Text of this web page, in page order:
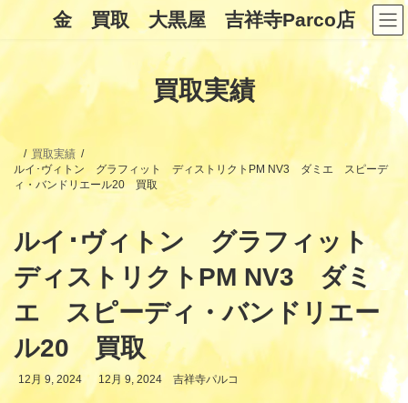
ン
キ
ッ
ー
に
移
金 買取 大黒屋 吉祥寺Parco店
買取実績
買取実績
ルイ･ヴィトン グラフィット ディストリクトPM NV3 ダミエ スピーデ
ィ・バンドリエール20 買取
ルイ･ヴィトン グラフィット
ディストリクトPM NV3 ダミ
エ スピーディ・バンドリエー
ル20 買取
12月 9, 2024
最
12月 9, 2024 吉祥寺パルコ